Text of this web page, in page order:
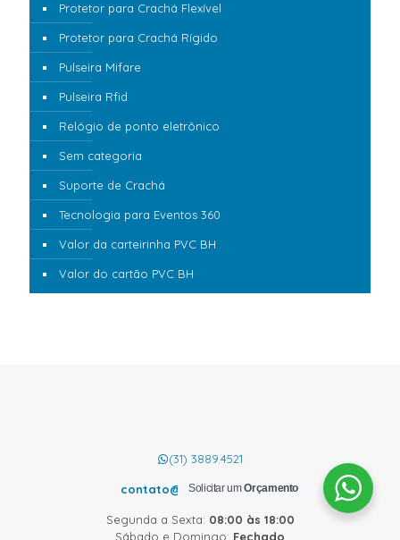
Protetor para Crachá Flexível
Protetor para Crachá Rígido
Pulseira Mifare
Pulseira Rfid
Relógio de ponto eletrônico
Sem categoria
Suporte de Crachá
Tecnologia para Eventos 360
Valor da carteirinha PVC BH
Valor do cartão PVC BH
(31) 3889.4521
contato@cardcom.com.br
Segunda a Sexta: 08:00 às 18:00
Sábado e Domingo: Fechado
Solicitar umOrçamento